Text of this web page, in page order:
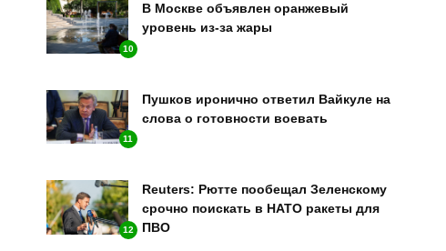
10
В Москве объявлен оранжевый
уровень из-за жары
11
Пушков иронично ответил Вайкуле на
слова о готовности воевать
12
Reuters: Рютте пообещал Зеленскому
срочно поискать в НАТО ракеты для
ПВО